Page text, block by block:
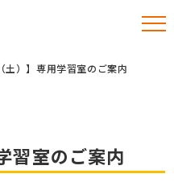
土）】専用学習室のご案内
習室のご案内